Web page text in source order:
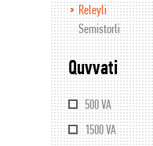
Releyli
Semistorli
Quvvati
500 VA
1500 VA